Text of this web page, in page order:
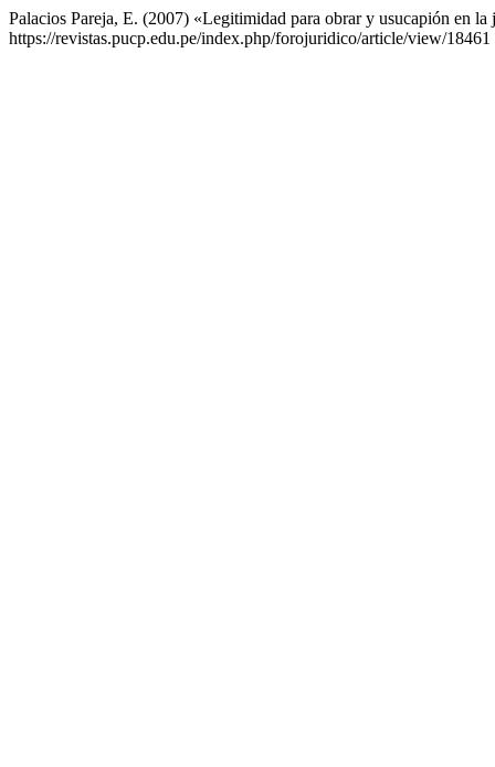
Palacios Pareja, E. (2007) «Legitimidad para obrar y usucapión en
https://revistas.pucp.edu.pe/index.php/forojuridico/article/view/